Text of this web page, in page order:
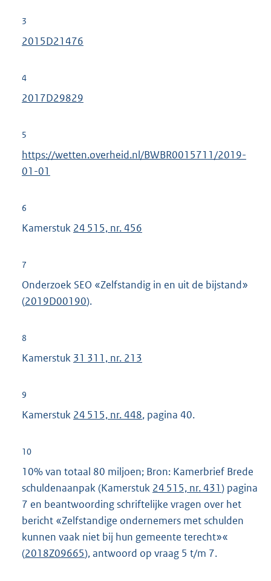
3
2015D21476
4
2017D29829
5
https://wetten.overheid.nl/BWBR0015711/2019-
01-01
6
Kamerstuk 24 515, nr. 456
7
Onderzoek SEO «Zelfstandig in en uit de bijstand»
(2019D00190).
8
Kamerstuk 31 311, nr. 213
9
Kamerstuk 24 515, nr. 448, pagina 40.
10
10% van totaal 80 miljoen; Bron: Kamerbrief Brede
schuldenaanpak (Kamerstuk 24 515, nr. 431) pagina
7 en beantwoording schriftelijke vragen over het
bericht «Zelfstandige ondernemers met schulden
kunnen vaak niet bij hun gemeente terecht»«
(2018Z09665), antwoord op vraag 5 t/m 7.